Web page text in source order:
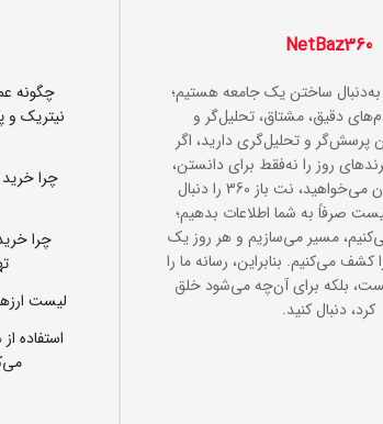
NetBaz360
ما در نت باز 360 به‌دنبال ساختن یک جامعه هستیم؛
دقیق، مشتاق، تحلیل‌گر و
پرسش‌گر و تحلیل‌گری دارید، اگر
روز را نه‌فقط برای دانستن،
بلکه برای فهمیدن می‌خواهید، نت باز 360 را دنبال
نیست صرفاً به شما اطلاعات بدهیم؛
مسیر می‌سازیم و هر روز یک
کشف می‌کنیم. بنابراین، رسانه ما را
بلکه برای آن‌چه می‌شود خلق
کرد، دنبال کنید.
چگونه
نیتریک و
چرا
لیست
استفاده